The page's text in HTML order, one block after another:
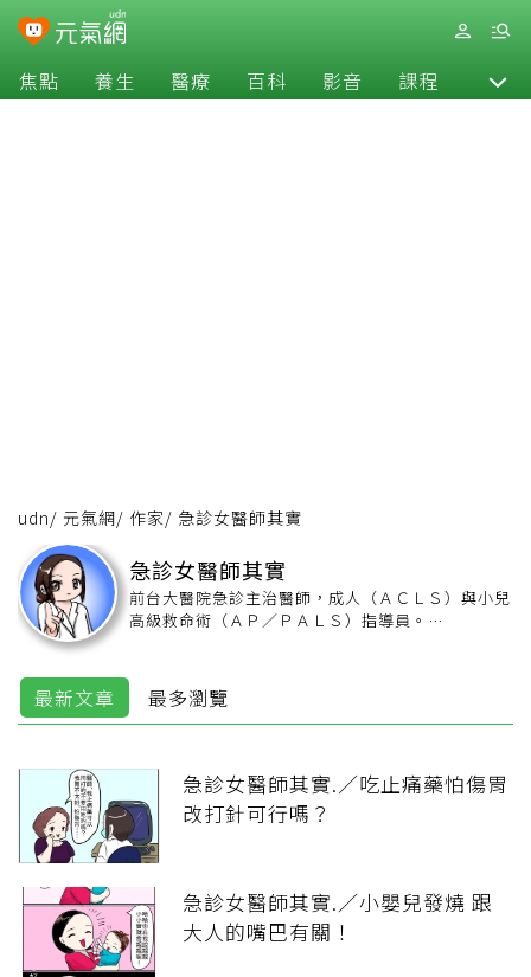
焦點 養生 醫療 百科 影音 課程 退休
udn/ 元氣網/ 作家/ 急診女醫師其實
急診女醫師其實
前台大醫院急診主治醫師，成人（ＡＣＬＳ）與小兒
高級救命術（ＡＰ／ＰＡＬＳ）指導員。
「急診女醫師其實.」，以畫筆呈現人性故事，及將
醫療專業知識化為有趣的小漫畫而擁有十幾萬粉絲。
著有《急診室SOP》一書。
最新文章 最多瀏覽
急診女醫師其實.／吃止痛藥怕傷胃
改打針可行嗎？
急診女醫師其實.／小嬰兒發燒 跟
大人的嘴巴有關！